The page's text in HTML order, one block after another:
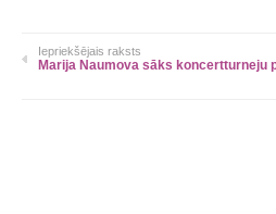
Iepriekšējais raksts
Marija Naumova sāks koncertturneju